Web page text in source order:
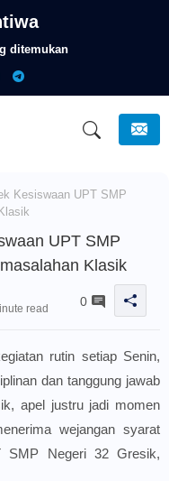
ditemukan
Kesiswaan UPT SMP
UPT SMP
Klasik
read 0
rutin setiap Senin,
dan tanggung jawab
, apel justru jadi momen
wejangan syarat
SMP Negeri 32 Gresik,